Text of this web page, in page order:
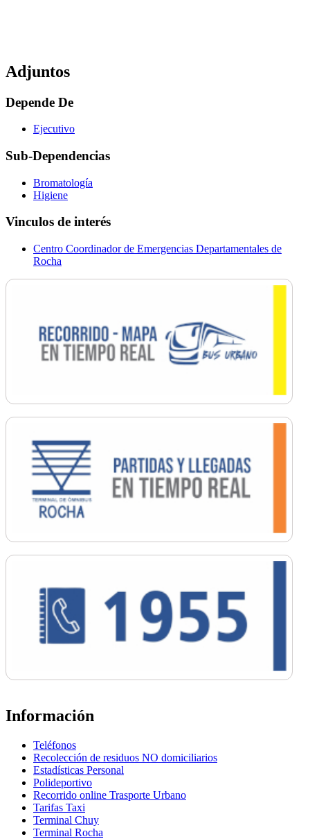
Adjuntos
Depende De
Ejecutivo
Sub-Dependencias
Bromatología
Higiene
Vinculos de interés
Centro Coordinador de Emergencias Departamentales de
Rocha
Información
Teléfonos
Recolección de residuos NO domiciliarios
Estadísticas Personal
Polideportivo
Recorrido online Trasporte Urbano
Tarifas Taxi
Terminal Chuy
Terminal Rocha